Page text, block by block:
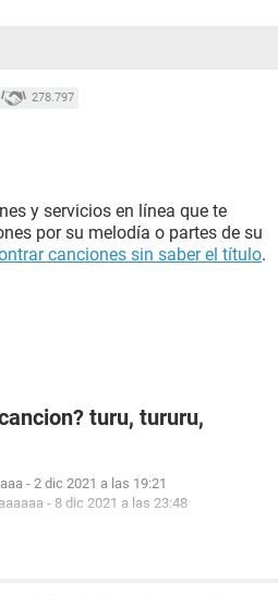
278.797
y servicios en línea que te
por su melodía o partes de su
canciones sin saber el título.
turu, tururu,
- 2 dic 2021 a las 19:21
- 8 dic 2021 a las 23:48